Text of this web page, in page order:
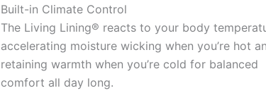
Built-in Climate Control
The Living Lining® reacts to your body
accelerating moisture wicking when you’re hot
retaining warmth when you’re cold for balanced
comfort all day long.